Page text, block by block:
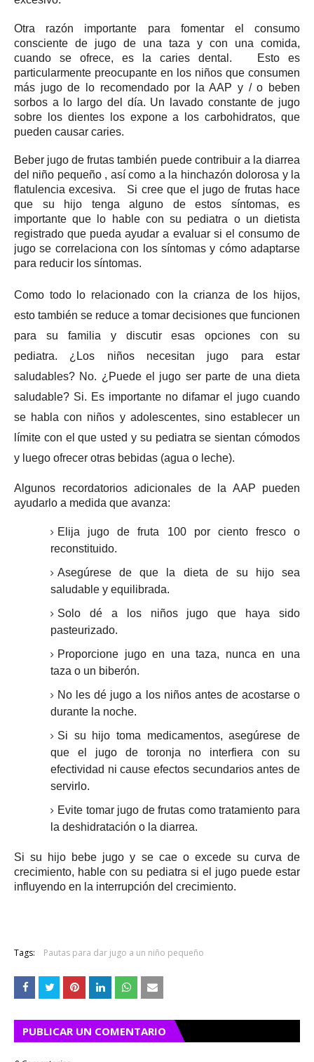
Otra razón importante para fomentar el consumo
consciente de jugo de una taza y con una comida,
cuando se ofrece, es la caries dental.
Esto es
particularmente preocupante en los niños que consumen
más jugo de lo recomendado por la AAP y / o beben
sorbos a lo largo del día. Un lavado constante de jugo
sobre los dientes los expone a los carbohidratos, que
pueden causar caries.
Beber jugo de frutas también puede contribuir a la diarrea
del niño pequeño, así como a la hinchazón dolorosa y la
flatulencia excesiva.
Si cree que el jugo de frutas hace
que su hijo tenga alguno de estos síntomas, es
importante que lo hable con su pediatra o un dietista
registrado que pueda ayudar a evaluar si el consumo de
jugo se correlaciona con los síntomas y cómo adaptarse
para reducir los síntomas.
Como todo lo relacionado con la crianza de los hijos,
esto también se reduce a tomar decisiones que funcionen
para su familia y discutir esas opciones con su
pediatra. ¿Los niños necesitan jugo para estar
saludables? No. ¿Puede el jugo ser parte de una dieta
saludable? Si. Es importante no difamar el jugo cuando
se habla con niños y adolescentes, sino establecer un
límite con el que usted y su pediatra se sientan cómodos
y luego ofrecer otras bebidas (agua o leche).
Algunos recordatorios adicionales de la AAP pueden
ayudarlo a medida que avanza:
Elija jugo de fruta 100 por ciento fresco o
reconstituido.
Asegúrese de que la dieta de su hijo sea
saludable y equilibrada.
Solo dé a los niños jugo que haya sido
pasteurizado.
Proporcione jugo en una taza, nunca en una
taza o un biberón.
No les dé jugo a los niños antes de acostarse o
durante la noche.
Si su hijo toma medicamentos, asegúrese de
que el jugo de toronja no interfiera con su
efectividad ni cause efectos secundarios antes de
servirlo.
Evite tomar jugo de frutas como tratamiento para
la deshidratación o la diarrea.
Si su hijo bebe jugo y se cae o excede su curva de
crecimiento, hable con su pediatra si el jugo puede estar
influyendo en la interrupción del crecimiento.
Tags: Pautas para dar jugo a un niño pequeño
PUBLICAR UN COMENTARIO